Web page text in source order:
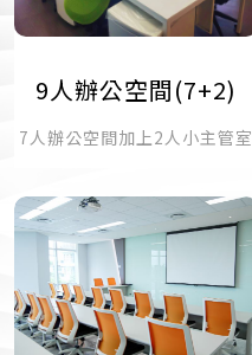
9人辦公空間(7+2)
7人辦公空間加上2人小主管室